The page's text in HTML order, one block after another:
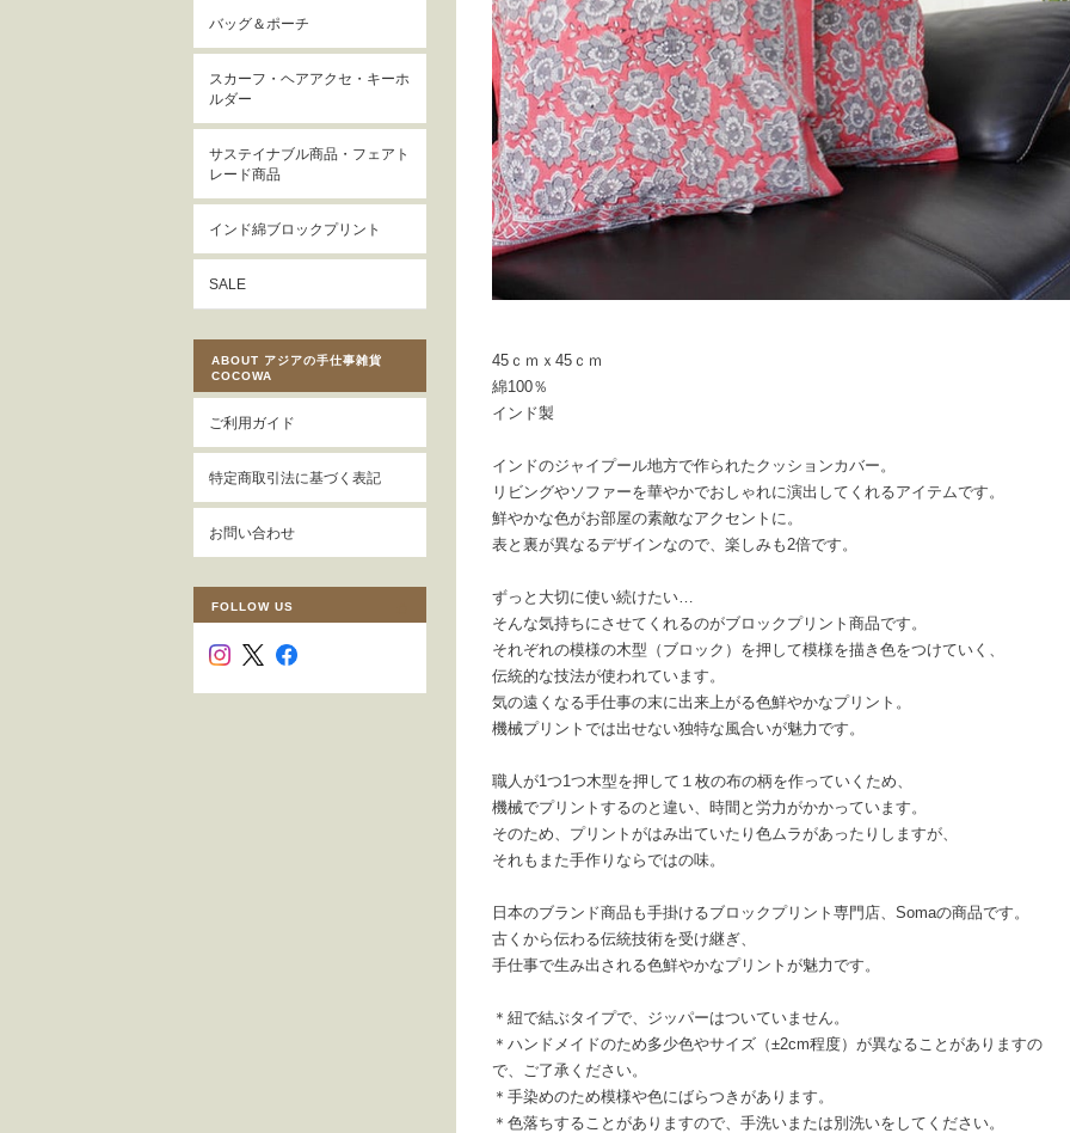
45ｃｍｘ45ｃｍ
綿100％
インド製
インドのジャイプール地方で作られたクッションカバー。
リビングやソファーを華やかでおしゃれに演出してくれるアイテムです。
鮮やかな色がお部屋の素敵なアクセントに。
表と裏が異なるデザインなので、楽しみも2倍です。
ずっと大切に使い続けたい…
そんな気持ちにさせてくれるのがブロックプリント商品です。
それぞれの模様の木型（ブロック）を押して模様を描き色をつけていく、
伝統的な技法が使われています。
気の遠くなる手仕事の末に出来上がる色鮮やかなプリント。
機械プリントでは出せない独特な風合いが魅力です。
職人が1つ1つ木型を押して１枚の布の柄を作っていくため、
機械でプリントするのと違い、時間と労力がかかっています。
そのため、プリントがはみ出ていたり色ムラがあったりしますが、
それもまた手作りならではの味。
日本のブランド商品も手掛けるブロックプリント専門店、Somaの商品です。
古くから伝わる伝統技術を受け継ぎ、
手仕事で生み出される色鮮やかなプリントが魅力です。
＊紐で結ぶタイプで、ジッパーはついていません。
＊ハンドメイドのため多少色やサイズ（±2cm程度）が異なることがありますの
で、ご了承ください。
＊手染めのため模様や色にばらつきがあります。
＊色落ちすることがありますので、手洗いまたは別洗いをしてください。
バッグ＆ポーチ
スカーフ・ヘアアクセ・キーホ
ルダー
サステイナブル商品・フェアト
レード商品
インド綿ブロックプリント
SALE
ABOUT アジアの手仕事雑貨
COCOWA
ご利用ガイド
特定商取引法に基づく表記
お問い合わせ
FOLLOW US